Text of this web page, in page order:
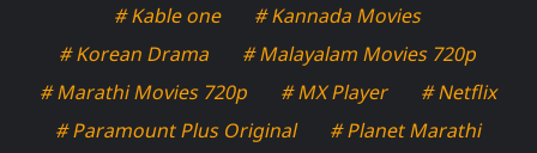
# Kable one
# Kannada Movies
# Korean Drama
# Malayalam Movies 720p
# Marathi Movies 720p
# MX Player
# Netflix
# Paramount Plus Original
# Planet Marathi